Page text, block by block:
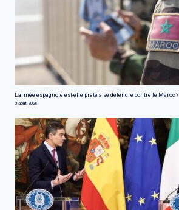
L'armée espagnole est-elle prête à se défendre contre le Maroc ?
8 août 2026